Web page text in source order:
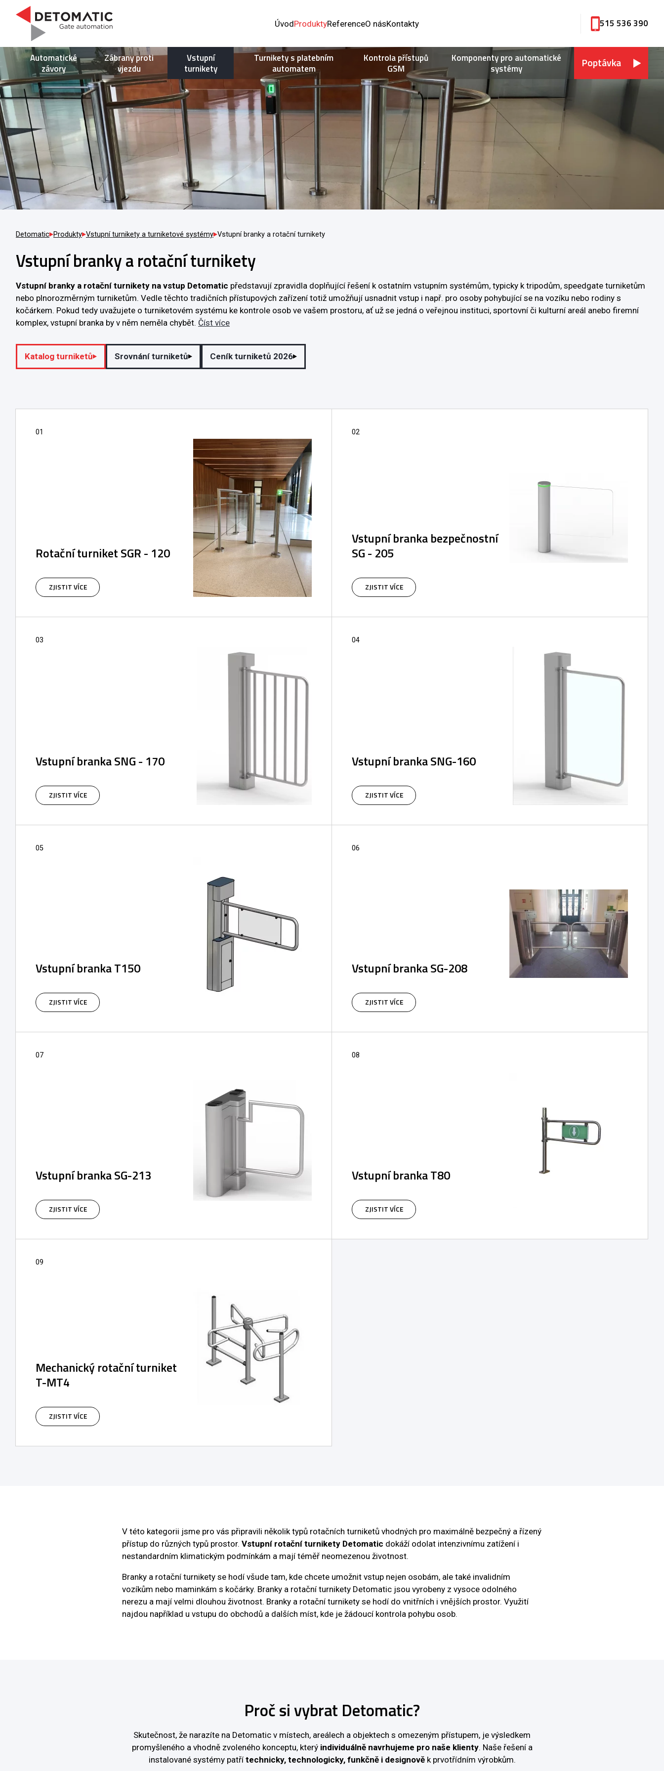
ÚvodProduktyReferenceO násKontakty 515 536 390
Automatické
závory
Zábrany proti
vjezdu
Vstupní
turnikety
Turnikety s platebním
automatem
Kontrola přístupů
GSM
Komponenty pro automatické
systémy
Poptávka
Detomatic Produkty Vstupní turnikety a turniketové systémy Vstupní branky a rotační turnikety
Vstupní branky a rotační turnikety
Vstupní branky a rotační turnikety na vstup Detomatic představují zpravidla doplňující řešení k ostatním vstupním systémům, typicky k tripodům, speedgate turniketům
nebo plnorozměrným turniketům. Vedle těchto tradičních přístupových zařízení totiž umožňují usnadnit vstup i např. pro osoby pohybující se na vozíku nebo rodiny s
kočárkem. Pokud tedy uvažujete o turniketovém systému ke kontrole osob ve vašem prostoru, ať už se jedná o veřejnou instituci, sportovní či kulturní areál anebo firemní
komplex, vstupní branka by v něm neměla chybět. Číst více
Katalog turniketů Srovnání turniketů Ceník turniketů 2026
01
Rotační turniket SGR - 120
vyhrazeného prostoru včetně reprezentačních
objektů.
ZJISTIT VÍCE
02
Vstupní branka bezpečnostní
SG - 205
kontrolu vstupu do objektů nebo jako vhodný
doplněk turniketů pro handikepované osoby.
ZJISTIT VÍCE
03
Vstupní branka SNG - 170
ZJISTIT VÍCE
04
Vstupní branka SNG-160
ZJISTIT VÍCE
05
Vstupní branka T150
pro kontrolu vstupu do obchodů a prodejních
míst.
ZJISTIT VÍCE
06
Vstupní branka SG-208
kontrolu vstupu do objektů nebo jako vhodný
doplněk turniketů pro hendikepované osoby.
ZJISTIT VÍCE
07
Vstupní branka SG-213
rychlého provozu.
ZJISTIT VÍCE
08
Vstupní branka T80
uzavřením je vhodná např. obchodů.
ZJISTIT VÍCE
09
Mechanický rotační turniket
T-MT4
ZJISTIT VÍCE
V této kategorii jsme pro vás připravili několik typů rotačních turniketů vhodných pro maximálně bezpečný a řízený
přístup do různých typů prostor. Vstupní rotační turnikety Detomatic dokáží odolat intenzivnímu zatížení i
nestandardním klimatickým podmínkám a mají téměř neomezenou životnost.
Branky a rotační turnikety se hodí všude tam, kde chcete umožnit vstup nejen osobám, ale také invalidním
vozíkům nebo maminkám s kočárky. Branky a rotační turnikety Detomatic jsou vyrobeny z vysoce odolného
nerezu a mají velmi dlouhou životnost. Branky a rotační turnikety se hodí do vnitřních i vnějších prostor. Využití
najdou například u vstupu do obchodů a dalších míst, kde je žádoucí kontrola pohybu osob.
Proč si vybrat Detomatic?
Skutečnost, že narazíte na Detomatic v místech, areálech a objektech s omezeným přístupem, je výsledkem
promyšleného a vhodně zvoleného konceptu, který individuálně navrhujeme pro naše klienty. Naše řešení a
instalované systémy patří technicky, technologicky, funkčně i designověk prvotřídním výrobkům.